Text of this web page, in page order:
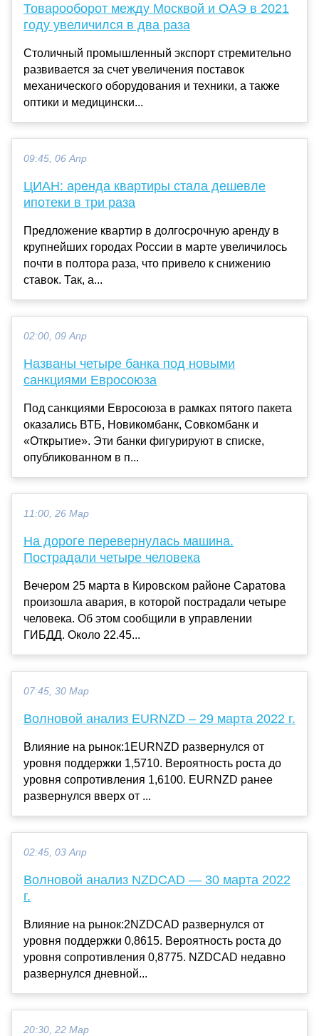
Товарооборот между Москвой и ОАЭ в 2021
году увеличился в два раза
Столичный промышленный экспорт стремительно
развивается за счет увеличения поставок
механического оборудования и техники, а также
оптики и медицински...
09:45, 06 Апр
ЦИАН: аренда квартиры стала дешевле
ипотеки в три раза
Предложение квартир в долгосрочную аренду в
крупнейших городах России в марте увеличилось
почти в полтора раза, что привело к снижению
ставок. Так, а...
02:00, 09 Апр
Названы четыре банка под новыми
санкциями Евросоюза
Под санкциями Евросоюза в рамках пятого пакета
оказались ВТБ, Новикомбанк, Совкомбанк и
«Открытие». Эти банки фигурируют в списке,
опубликованном в п...
11:00, 26 Мар
На дороге перевернулась машина.
Пострадали четыре человека
Вечером 25 марта в Кировском районе Саратова
произошла авария, в которой пострадали четыре
человека. Об этом сообщили в управлении
ГИБДД. Около 22.45...
07:45, 30 Мар
Волновой анализ EURNZD – 29 марта 2022 г.
Влияние на рынок:1EURNZD развернулся от
уровня поддержки 1,5710. Вероятность роста до
уровня сопротивления 1,6100. EURNZD ранее
развернулся вверх от ...
02:45, 03 Апр
Волновой анализ NZDCAD — 30 марта 2022
г.
Влияние на рынок:2NZDCAD развернулся от
уровня поддержки 0,8615. Вероятность роста до
уровня сопротивления 0,8775. NZDCAD недавно
развернулся дневной...
20:30, 22 Мар